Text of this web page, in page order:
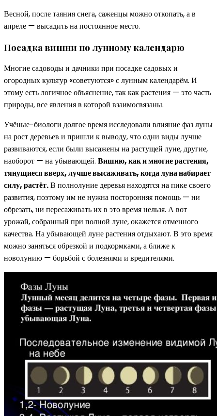
Весной, после таяния снега, саженцы можно откопать, а в
апреле — высадить на постоянное место.
Посадка вишни по лунному календарю
Многие садоводы и дачники при посадке садовых и
огородных культур «советуются» с лунным календарём. И
этому есть логичное объяснение, так как растения — это часть
природы, все явления в которой взаимосвязаны.
Учёные-биологи долгое время исследовали влияние фаз луны
на рост деревьев и пришли к выводу, что одни виды лучше
развиваются, если были высажены на растущей луне, другие,
наоборот — на убывающей. Вишню, как и многие растения,
тянущиеся вверх, лучше высаживать, когда луна набирает
силу, растёт.В полнолуние деревья находятся на пике своего
развития, поэтому им не нужна посторонняя помощь — ни
обрезать, ни пересаживать их в это время нельзя. А вот
урожай, собранный при полной луне, окажется отменного
качества. На убывающей луне растения отдыхают. В это время
можно заняться обрезкой и подкормками, а ближе к
новолунию — борьбой с болезнями и вредителями.